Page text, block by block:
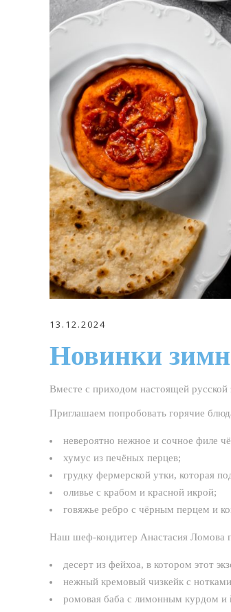
13.12.2024
Новинки
Вместе с приходом настоящей
Приглашаем попробовать горячие
невероятно нежное и сочное филе
хумус из печёных перцев;
грудку фермерской утки, которая
оливье с крабом и красной икрой;
говяжье ребро с чёрным перцем и
Наш шеф-кондитер Анастасия Ломова
десерт из фейхоа, в котором этот
нежный кремовый чизкейк с
ромовая баба с лимонным курдом и